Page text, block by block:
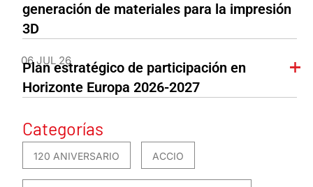
generación de materiales para la impresión
3D
06 JUL 26
Plan estratégico de participación en
Horizonte Europa 2026-2027
Categorías
120 ANIVERSARIO ACCIO